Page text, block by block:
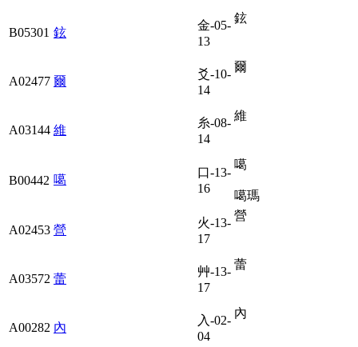
B05301 鉉
金-05-
13
鉉
A02477 爾
爻-10-
14
爾
A03144 維
糸-08-
14
維
B00442 噶
口-13-
16
噶
噶瑪
A02453 營
火-13-
17
營
A03572 蕾
艸-13-
17
蕾
A00282 內
入-02-
04
內